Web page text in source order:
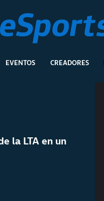
EVENTOS CREADORES
la LTA en un